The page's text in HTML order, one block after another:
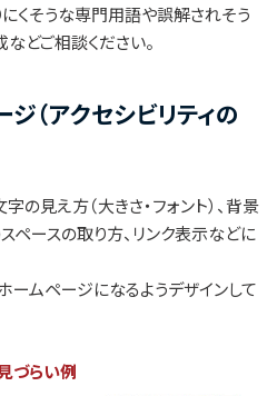
くそうな専門用語や誤解されそう
どご相談ください。
（アクセシビリティの
の見え方（大きさ・フォント）、背景
ペースの取り方、リンク表示などに
ームページになるようデザインして
づらい例